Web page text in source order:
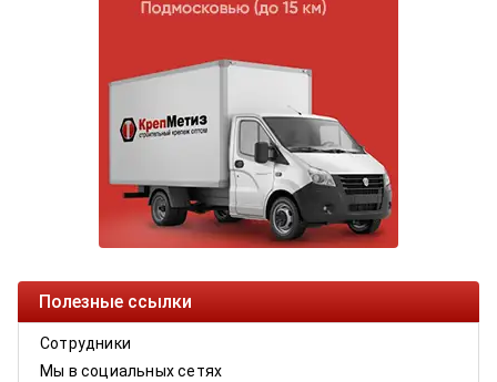
Полезные ссылки
Сотрудники
Мы в социальных сетях